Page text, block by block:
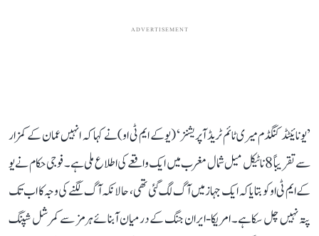
ADVERTISEMENT
’یونائیٹڈ کنگڈم میری ٹائم ٹریڈ آپریشنز‘ (یو کے ایم ٹی او) نے کہا کہ انہیں عمان کے کمزار
سے تقریباً 8 ناٹیکل میل شمال مغرب میں ایک واقعے کی اطلاع ملی ہے۔ فوجی حکام نے یو
کے ایم ٹی او کو بتایا کہ ایک جہاز میں آگ لگ گئی تھی، حالانکہ آگ لگنے کی وجہ کا اب تک
پتہ نہیں چل سکا ہے۔ امریکا-ایران جنگ کے درمیان آبنائے ہرمز سے کمرشل شپنگ